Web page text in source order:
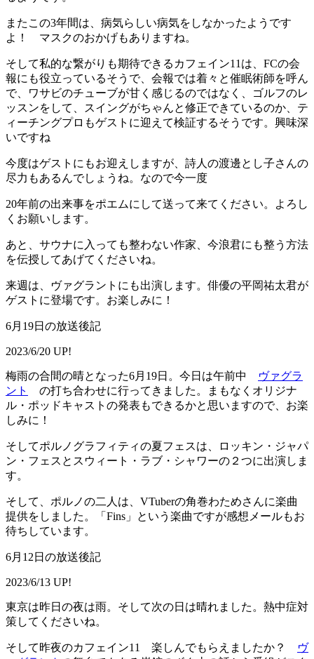
またこの3年間は、病気らしい病気をしなかったようです
よ！ マスクのおかげもありますね。
そして私的な繋がりも期待できるカフェイン11は、FCの会
報にも役立っているそうで、会報では着々と催眠術師を呼ん
で、ワサビのチューブが甘く感じるのではなく、ゴルフのレ
ッスンをして、スイングがちゃんと修正できているのか、テ
ィーチングプロもゲストに迎えて検証するそうです。興味深
いですね
今度はゲストにもお迎えしますが、詩人の渡邊とし子さんの
尽力もあるんでしょうね。なので今一度
20年前の出来事をポエムにして送って来てください。よろし
くお願いします。
あと、サウナに入っても整わない作家、今浪君にも整う方法
を伝授してあげてくださいね。
来週は、ヴァグラントにも出演します。俳優の平岡祐太君が
ゲストに登場です。お楽しみに！
6月19日の放送後記
2023/6/20 UP!
梅雨の合間の晴となった6月19日。今日は午前中
ヴァグラ
ント
の打ち合わせに行ってきました。まもなくオリジナ
ル・ポッドキャストの発表もできるかと思いますので、お楽
しみに！
そしてポルノグラフィティの夏フェスは、ロッキン・ジャパ
ン・フェスとスウィート・ラブ・シャワーの２つに出演しま
す。
そして、ポルノの二人は、VTuberの角巻わためさんに楽曲
提供をしました。「Fins」という楽曲ですが感想メールもお
待ちしています。
6月12日の放送後記
2023/6/13 UP!
東京は昨日の夜は雨。そして次の日は晴れました。熱中症対
策してくださいね。
そして昨夜のカフェイン11 楽しんでもらえましたか？
ヴ